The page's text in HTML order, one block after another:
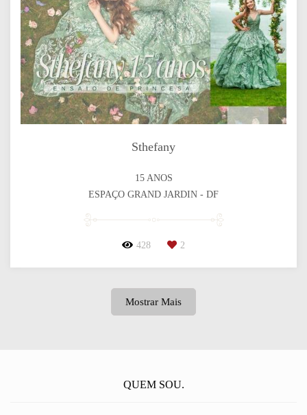
Sthefany
15 ANOS
ESPAÇO GRAND JARDIN - DF
428 2
Mostrar Mais
QUEM SOU.